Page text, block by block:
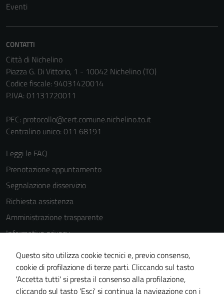
Eventi
CONTATTI
Città di Nichelino
Piazza G. Di Vittorio, 1 - 10042 Nichelino (TO)
Codice fiscale: 94031420014
P.IVA: 01131720011
PEC: protocollo@cert.comune.nichelino.to.it
Centralino unico: 011 68191
Leggi le FAQ
Prenotazione appuntamento
Segnalazione disservizio
Richiesta assistenza
Amministrazione trasparente
Informativa privacy
Cookie Policy
Note legali
Dichiarazione di accessibilità
Questo sito utilizza cookie tecnici e, previo consenso,
cookie di profilazione di terze parti. Cliccando sul tasto
'Accetta tutti' si presta il consenso alla profilazione,
cliccando sul tasto 'Esci' si continua la navigazione con i